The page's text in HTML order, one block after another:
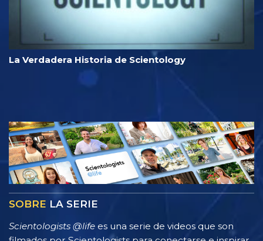
La Verdadera Historia de Scientology
SOBRE LA SERIE
Scientologists @life es una serie de videos que son